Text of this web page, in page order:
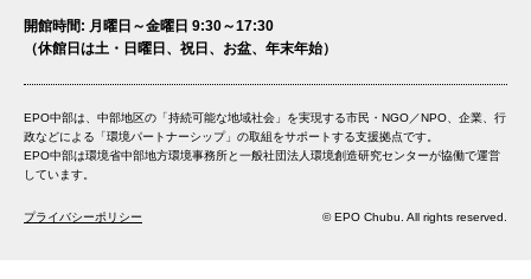
開館時間: 月曜日～金曜日 9:30～17:30
（休館日は土・日曜日、祝日、お盆、年末年始）
EPO中部は、中部地区の「持続可能な地域社会」を実現する市民・NGO／NPO、企業、行
政などによる「環境パートナーシップ」の取組をサポートする支援拠点です。
EPO中部は環境省中部地方環境事務所と一般社団法人環境創造研究センターが協働で運営
しています。
プライバシーポリシー © EPO Chubu. All rights reserved.